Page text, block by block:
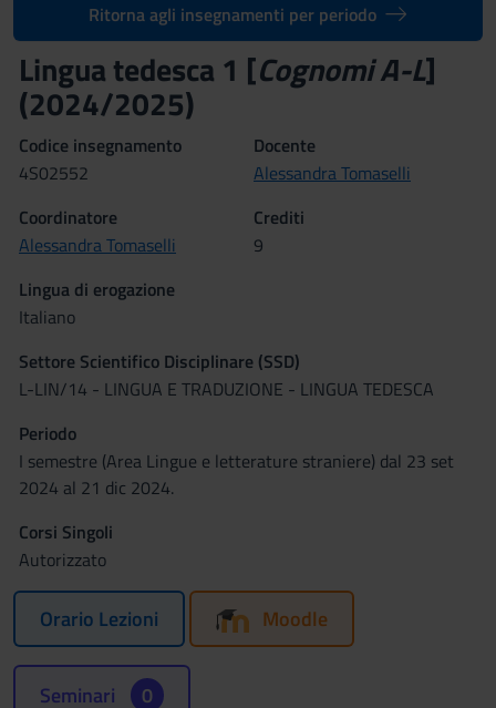
Ritorna agli insegnamenti per periodo
Lingua tedesca 1 [Cognomi A-L]
(2024/2025)
Codice insegnamento
4S02552
Docente
Alessandra Tomaselli
Coordinatore
Alessandra Tomaselli
Crediti
9
Lingua di erogazione
Italiano
Settore Scientifico Disciplinare (SSD)
L-LIN/14 - LINGUA E TRADUZIONE - LINGUA TEDESCA
Periodo
I semestre (Area Lingue e letterature straniere) dal 23 set
2024 al 21 dic 2024.
Corsi Singoli
Autorizzato
Orario Lezioni Moodle
Seminari 0